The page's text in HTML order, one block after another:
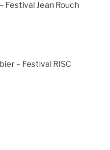
Festival Jean Rouch
– Festival RISC